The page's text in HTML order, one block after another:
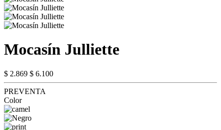
Mocasín Julliette
$ 2.869 $ 6.100
PREVENTA
Color